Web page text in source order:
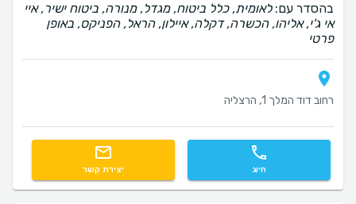
בהסדר עם:לאומית, כלל ביטוח, מגדל, מנורה, ביטוח ישיר, איי
אי ג'י, אליהו, הכשרה, דקלה, איילון, הראל, הפניקס, באופן
פרטי
רחוב דוד המלך 1, הרצליה
חיוג יצירת קשר